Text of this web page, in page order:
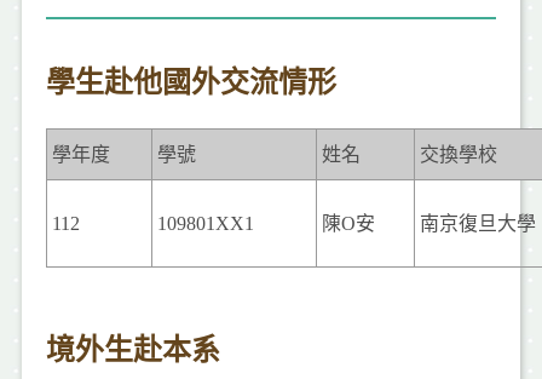
學生赴他國外交流情形
學年度 學號 姓名 交換學校
112 109801XX1 陳O安 南京復旦大學
境外生赴本系